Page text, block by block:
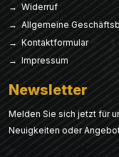
→ Widerruf
→ Allgemeine
→ Kontaktformular
→ Impressum
Newsletter
Melden Sie sich jetzt für
Neuigkeiten oder